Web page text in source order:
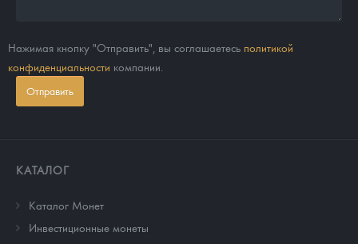
Нажимая кнопку "Отправить", вы соглашаетесь политикой
конфиденциальности компании.
Отправить
КАТАЛОГ
Каталог Монет
Инвестиционные монеты